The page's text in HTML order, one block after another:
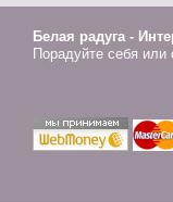
Белая радуга -
Порадуйте себя